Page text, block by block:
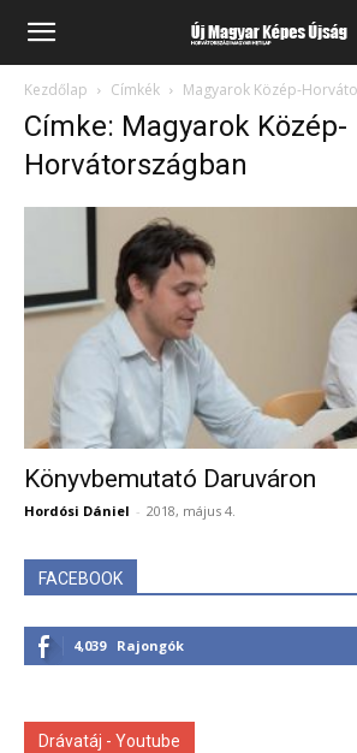
Kezdőlap Címkék Magyarok Közép-
Címke: Magyarok Közép-
Horvátországban
Könyvbemutató Daruváron
Hordósi Dániel - 2018, május 4.
FACEBOOK
4,039 Rajongók
Drávatáj - Youtube